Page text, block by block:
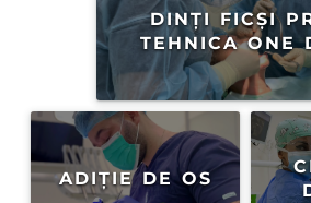
DINȚI FICȘI
TEHNICA ONE
ADIȚIE DE OS